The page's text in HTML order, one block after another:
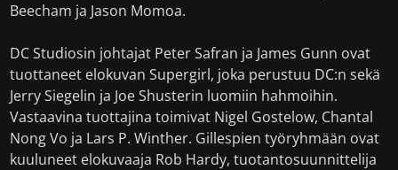
Beecham ja Jason Momoa.
DC Studiosin johtajat Peter Safran ja James Gunn ovat
tuottaneet elokuvan Supergirl, joka perustuu DC:n sekä
Jerry Siegelin ja Joe Shusterin luomiin hahmoihin.
Vastaavina tuottajina toimivat Nigel Gostelow, Chantal
Nong Vo ja Lars P. Winther. Gillespien työryhmään ovat
kuuluneet elokuvaaja Rob Hardy, tuotantosuunnittelija